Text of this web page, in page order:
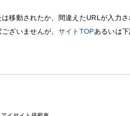
移動されたか、間違えたURLが入力
ざいませんが、 サイトTOPあるいは